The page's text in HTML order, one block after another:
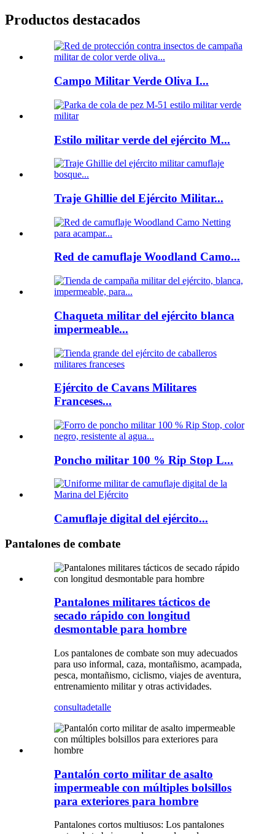
Productos destacados
Campo Militar Verde Oliva I...
Estilo militar verde del ejército M...
Traje Ghillie del Ejército Militar...
Red de camuflaje Woodland Camo...
Chaqueta militar del ejército blanca
impermeable...
Ejército de Cavans Militares
Franceses...
Poncho militar 100 % Rip Stop L...
Camuflaje digital del ejército...
Pantalones de combate
Pantalones militares tácticos de
secado rápido con longitud
desmontable para hombre
Los pantalones de combate son muy adecuados
para uso informal, caza, montañismo, acampada,
pesca, montañismo, ciclismo, viajes de aventura,
entrenamiento militar y otras actividades.
consultadetalle
Pantalón corto militar de asalto
impermeable con múltiples bolsillos
para exteriores para hombre
Pantalones cortos multiusos: Los pantalones